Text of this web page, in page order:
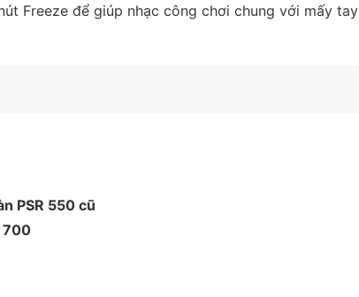
Freeze để giúp nhạc công chơi chung với mấy tay
PSR 550 cũ
700